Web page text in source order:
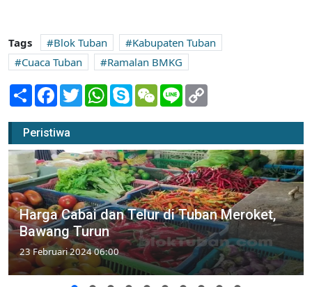
Tags Blok Tuban
Kabupaten Tuban
Cuaca Tuban
Ramalan BMKG
Share Facebook
TwitterWhatsApp
SkypeWeChatLine
Peristiwa
Harga Cabai dan Telur di Tuban Meroket,
Bawang Turun
23 Februari 2024 06:00